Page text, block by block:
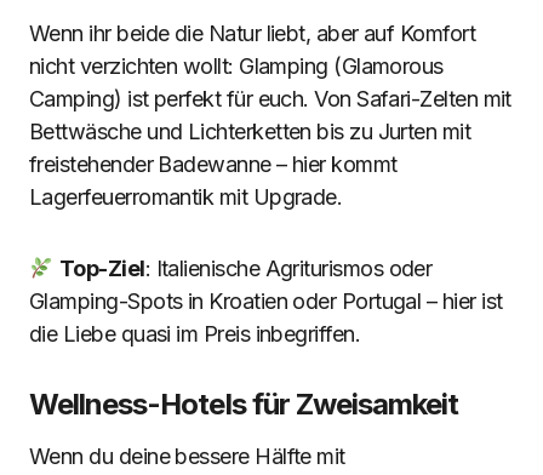
Wenn ihr beide die Natur liebt, aber auf Komfort
nicht verzichten wollt: Glamping (Glamorous
Camping) ist perfekt für euch. Von Safari-Zelten mit
Bettwäsche und Lichterketten bis zu Jurten mit
freistehender Badewanne – hier kommt
Lagerfeuerromantik mit Upgrade.
Top-Ziel: Italienische Agriturismos oder
Glamping-Spots in Kroatien oder Portugal – hier ist
die Liebe quasi im Preis inbegriffen.
Wellness-Hotels für Zweisamkeit
Wenn du deine bessere Hälfte mit